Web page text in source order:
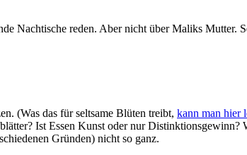
Nachtische reden. Aber nicht über Maliks Mutter.
(Was das für seltsame Blüten treibt, kann man hier
Ist Essen Kunst oder nur Distinktionsgewinn?
Gründen) nicht so ganz.